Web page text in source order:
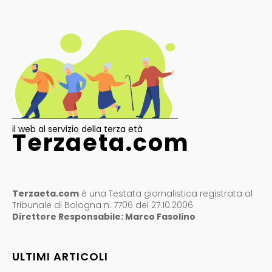
il web al servizio della terza età
Terzaeta.com
Terzaeta.com è una Testata giornalistica registrata al
Tribunale di Bologna n. 7706 del 27.10.2006
Direttore Responsabile: Marco Fasolino
ULTIMI ARTICOLI